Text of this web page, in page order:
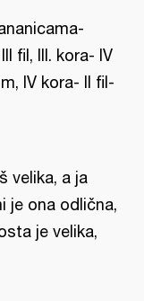
fil, III. kora- IV
IV kora- II fil-
velika, a ja
je ona odlična,
je velika,